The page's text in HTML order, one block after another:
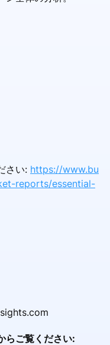
さい: https://www.bu
reports/essential-
らご覧ください: